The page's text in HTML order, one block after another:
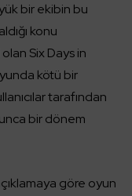
bir ekibin bu
konu
Six Days in
kötü bir
tarafından
bir dönem
göre oyun